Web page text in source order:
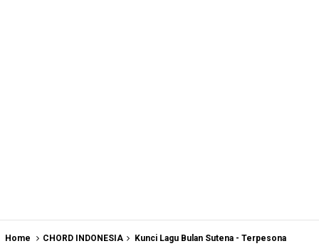
Home CHORD INDONESIA Kunci Lagu Bulan Sutena - Terpesona